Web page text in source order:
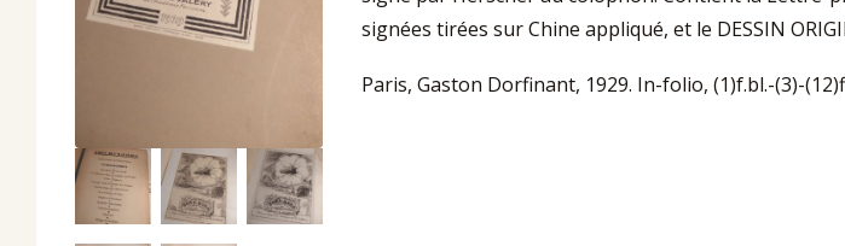
signées tirées sur Chine appliqué, et le DESSIN
Paris, Gaston Dorfinant, 1929. In-folio, (1)f.bl.-(3)-